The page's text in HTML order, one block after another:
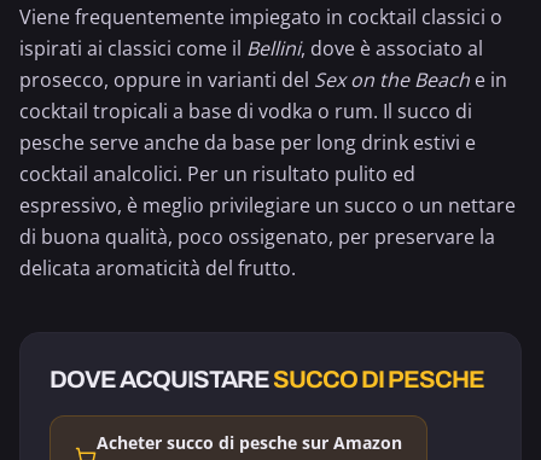
Viene frequentemente impiegato in cocktail classici o
ispirati ai classici come il Bellini, dove è associato al
prosecco, oppure in varianti del Sex on the Beach e in
cocktail tropicali a base di vodka o rum. Il succo di
pesche serve anche da base per long drink estivi e
cocktail analcolici. Per un risultato pulito ed
espressivo, è meglio privilegiare un succo o un nettare
di buona qualità, poco ossigenato, per preservare la
delicata aromaticità del frutto.
DOVE ACQUISTARESUCCO DI PESCHE
Acheter succo di pesche sur Amazon